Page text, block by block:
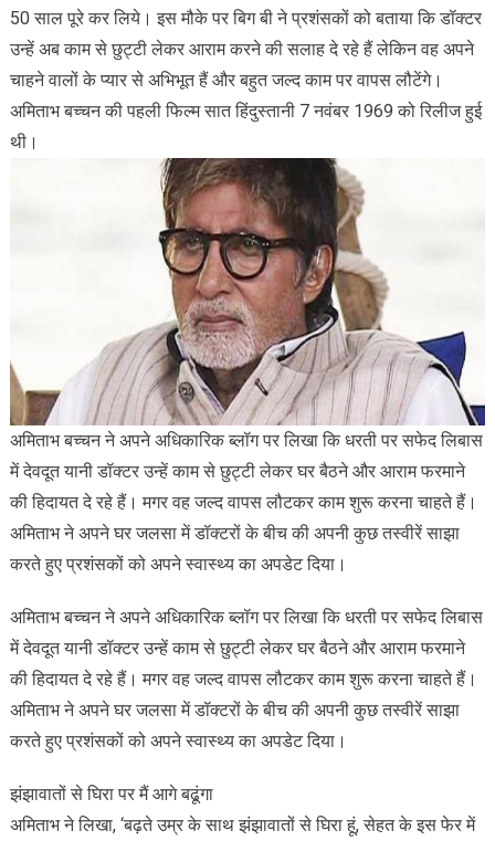
50 साल पूरे कर लिये। इस मौके पर बिग बी ने प्रशंसकों को बताया कि डॉक्टर
उन्हें अब काम से छुट्टी लेकर आराम करने की सलाह दे रहे हैं लेकिन वह अपने
चाहने वालों के प्यार से अभिभूत हैं और बहुत जल्द काम पर वापस लौटेंगे।
अमिताभ बच्चन की पहली फिल्म सात हिंदुस्तानी 7 नवंबर 1969 को रिलीज हुई
थी।
अमिताभ बच्चन ने अपने अधिकारिक ब्लॉग पर लिखा कि धरती पर सफेद लिबास
में देवदूत यानी डॉक्टर उन्हें काम से छुट्टी लेकर घर बैठने और आराम फरमाने
की हिदायत दे रहे हैं। मगर वह जल्द वापस लौटकर काम शुरू करना चाहते हैं।
अमिताभ ने अपने घर जलसा में डॉक्टरों के बीच की अपनी कुछ तस्वीरें साझा
करते हुए प्रशंसकों को अपने स्वास्थ्य का अपडेट दिया।
अमिताभ बच्चन ने अपने अधिकारिक ब्लॉग पर लिखा कि धरती पर सफेद लिबास
में देवदूत यानी डॉक्टर उन्हें काम से छुट्टी लेकर घर बैठने और आराम फरमाने
की हिदायत दे रहे हैं। मगर वह जल्द वापस लौटकर काम शुरू करना चाहते हैं।
अमिताभ ने अपने घर जलसा में डॉक्टरों के बीच की अपनी कुछ तस्वीरें साझा
करते हुए प्रशंसकों को अपने स्वास्थ्य का अपडेट दिया।
झंझावातों से घिरा पर मैं आगे बढूंगा
अमिताभ ने लिखा, ‘बढ़ते उम्र के साथ झंझावातों से घिरा हूं, सेहत के इस फेर में